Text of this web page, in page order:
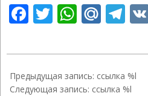
Facebook
Twitter
04-
20
Предыдущая запись: ссылка %l
Следующая запись: ссылка %l